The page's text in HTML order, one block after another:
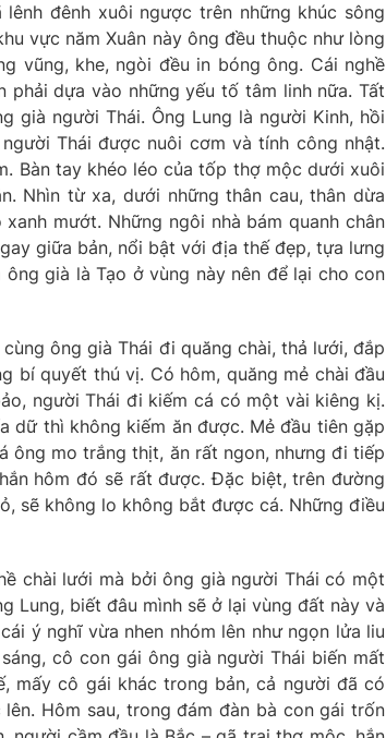
đênh xuôi ngược trên những khúc sông
vực năm Xuân này ông đều thuộc như lòng
vũng, khe, ngòi đều in bóng ông. Cái nghề
phải dựa vào những yếu tố tâm linh nữa. Tất
già người Thái. Ông Lung là người Kinh, hồi
Thái được nuôi cơm và tính công nhật.
Bàn tay khéo léo của tốp thợ mộc dưới xuôi
Nhìn từ xa, dưới những thân cau, thân dừa
mướt. Những ngôi nhà bám quanh chân
giữa bản, nổi bật với địa thế đẹp, tựa lưng
già là Tạo ở vùng này nên để lại cho con
ông già Thái đi quăng chài, thả lưới, đắp
bí quyết thú vị. Có hôm, quăng mẻ chài đầu
người Thái đi kiếm cá có một vài kiêng kị.
dữ thì không kiếm ăn được. Mẻ đầu tiên gặp
ông mo trắng thịt, ăn rất ngon, nhưng đi tiếp
hôm đó sẽ rất được. Đặc biệt, trên đường
sẽ không lo không bắt được cá. Những điều
chài lưới mà bởi ông già người Thái có một
Lung, biết đâu mình sẽ ở lại vùng đất này và
ý nghĩ vừa nhen nhóm lên như ngọn lửa liu
cô con gái ông già người Thái biến mất
mấy cô gái khác trong bản, cả người đã có
Hôm sau, trong đám đàn bà con gái trốn